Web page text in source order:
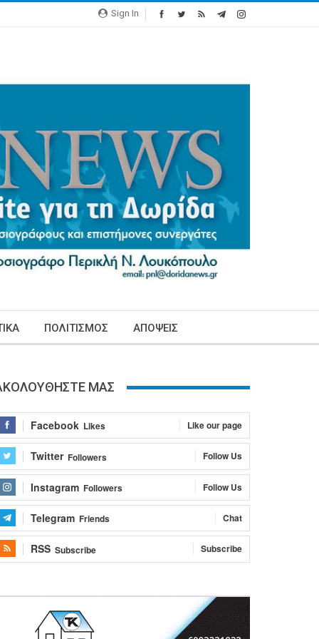
Sign In
ΠΟΛΙΤΙΣΜΟΣ ΑΠΟΨΕΙΣ
ΜΑΣ
Facebook Likes Like our page
Twitter Followers Follow Us
Instagram Followers Follow Us
Telegram Friends Chat
RSS Subscribe Subscribe